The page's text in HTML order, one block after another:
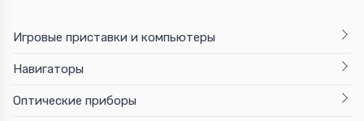
Игровые приставки и компьютеры
Навигаторы
Оптические приборы